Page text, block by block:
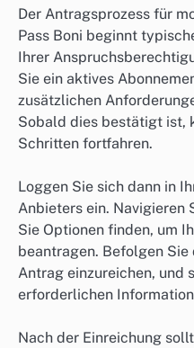
Der Antragsprozess für
Pass Boni beginnt
Ihrer
Sie ein aktives
zusätzlichen
Sobald dies bestätigt ist,
Schritten fortfahren.
Loggen Sie sich dann in
Anbieters ein. Navigieren
Sie Optionen finden, um
beantragen. Befolgen Sie
Antrag einzureichen, und
erforderlichen
Nach der Einreichung